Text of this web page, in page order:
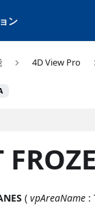
ン
4D View Pro
(vpAreaName :